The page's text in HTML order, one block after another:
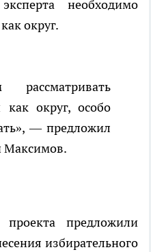
необходимо
округ.
как округ, особо
— предложил
Максимов.
предложили
избирательного